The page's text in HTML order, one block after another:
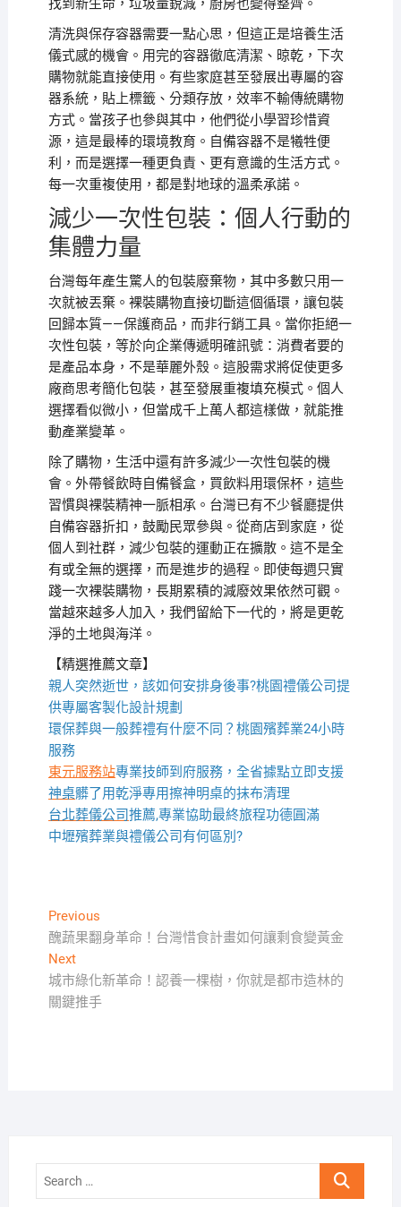
找到新生命，垃圾量銳減，廚房也變得整齊。
清洗與保存容器需要一點心思，但這正是培養生活
儀式感的機會。用完的容器徹底清潔、晾乾，下次
購物就能直接使用。有些家庭甚至發展出專屬的容
器系統，貼上標籤、分類存放，效率不輸傳統購物
方式。當孩子也參與其中，他們從小學習珍惜資
源，這是最棒的環境教育。自備容器不是犧牲便
利，而是選擇一種更負責、更有意識的生活方式。
每一次重複使用，都是對地球的溫柔承諾。
減少一次性包裝：個人行動的
集體力量
台灣每年產生驚人的包裝廢棄物，其中多數只用一
次就被丟棄。裸裝購物直接切斷這個循環，讓包裝
回歸本質——保護商品，而非行銷工具。當你拒絕一
次性包裝，等於向企業傳遞明確訊號：消費者要的
是產品本身，不是華麗外殼。這股需求將促使更多
廠商思考簡化包裝，甚至發展重複填充模式。個人
選擇看似微小，但當成千上萬人都這樣做，就能推
動產業變革。
除了購物，生活中還有許多減少一次性包裝的機
會。外帶餐飲時自備餐盒，買飲料用環保杯，這些
習慣與裸裝精神一脈相承。台灣已有不少餐廳提供
自備容器折扣，鼓勵民眾參與。從商店到家庭，從
個人到社群，減少包裝的運動正在擴散。這不是全
有或全無的選擇，而是進步的過程。即使每週只實
踐一次裸裝購物，長期累積的減廢效果依然可觀。
當越來越多人加入，我們留給下一代的，將是更乾
淨的土地與海洋。
【精選推薦文章】
親人突然逝世，該如何安排身後事?桃園禮儀公司提
供專屬客製化設計規劃
環保葬與一般葬禮有什麼不同？桃園殯葬業24小時
服務
東元服務站專業技師到府服務，全省據點立即支援
神桌髒了用乾淨專用擦神明桌的抹布清理
台北葬儀公司推薦,專業協助最終旅程功德圓滿
中壢殯葬業與禮儀公司有何區別?
文
章
導
覽
PreviousPrevious
post:
醜蔬果翻身革命！台灣惜食計畫如何讓剩食變黃金
NextNext
post:
城市綠化新革命！認養一棵樹，你就是都市造林的
關鍵推手
Search